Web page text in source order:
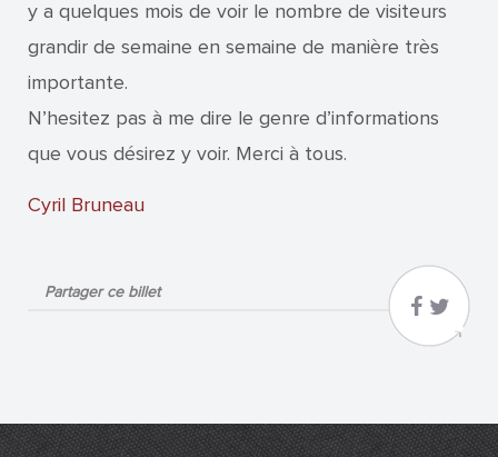
y a quelques mois de voir le nombre de visiteurs
grandir de semaine en semaine de manière très
importante.
N’hesitez pas à me dire le genre d’informations
que vous désirez y voir. Merci à tous.
Cyril Bruneau
Partager ce billet